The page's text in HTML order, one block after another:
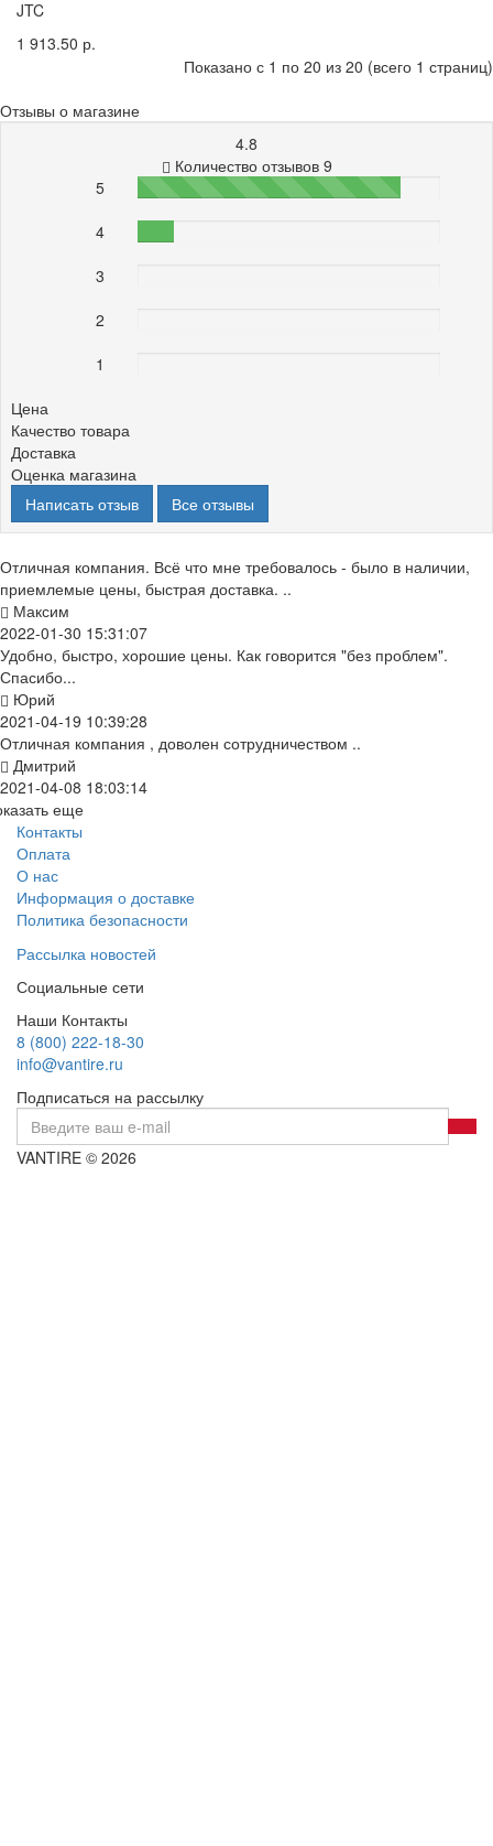
JTC
1 913.50 р.
Показано с 1 по 20 из 20 (всего 1 страниц)
Отзывы о магазине
4.8
Количество отзывов 9
5
87%
4
3
2
1
Цена
Качество товара
Доставка
Оценка магазина
Написать отзыв
Все отзывы
Отличная компания. Всё что мне требовалось - было в наличии,
приемлемые цены, быстрая доставка. ..
Максим
2022-01-30 15:31:07
Удобно, быстро, хорошие цены. Как говорится "без проблем".
Спасибо...
Юрий
2021-04-19 10:39:28
Отличная компания , доволен сотрудничеством ..
Дмитрий
2021-04-08 18:03:14
еще
Контакты
Оплата
О нас
Информация о доставке
Политика безопасности
Рассылка новостей
Социальные сети
Наши Контакты
8 (800) 222-18-30
info@vantire.ru
Подписаться на рассылку
VANTIRE © 2026